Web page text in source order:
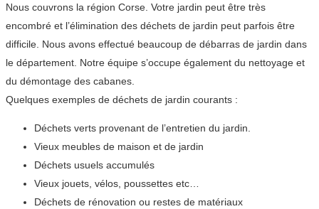
Nous couvrons la région Corse. Votre jardin peut être très
encombré et l’élimination des déchets de jardin peut parfois être
difficile. Nous avons effectué beaucoup de débarras de jardin dans
le département. Notre équipe s’occupe également du nettoyage et
du démontage des cabanes.
Quelques exemples de déchets de jardin courants :
Déchets verts provenant de l’entretien du jardin.
Vieux meubles de maison et de jardin
Déchets usuels accumulés
Vieux jouets, vélos, poussettes etc…
Déchets de rénovation ou restes de matériaux